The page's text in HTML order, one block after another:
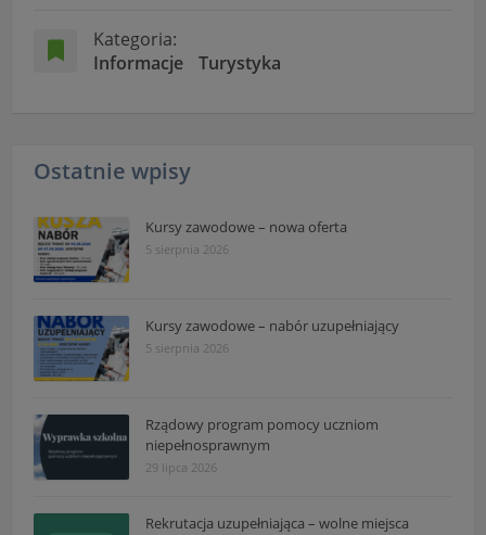
Kategoria:
Informacje
Turystyka
Ostatnie wpisy
Kursy zawodowe – nowa oferta
5 sierpnia 2026
Kursy zawodowe – nabór uzupełniający
5 sierpnia 2026
Rządowy program pomocy uczniom
niepełnosprawnym
29 lipca 2026
Rekrutacja uzupełniająca – wolne miejsca